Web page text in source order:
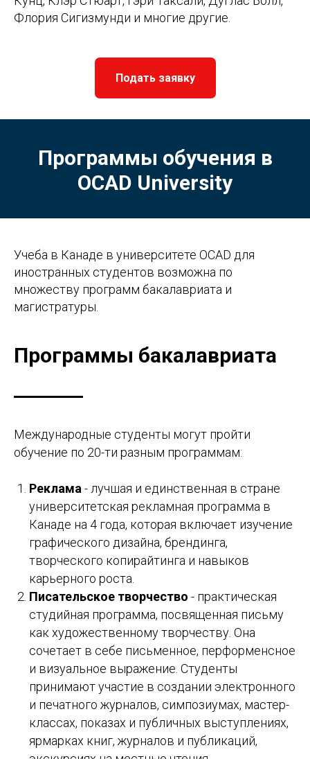
Флория Сигизмунди и многие другие.
Подать заявку
Программы обучения в
OCAD University
Учеба в Канаде в университете OCAD для
иностранных студентов возможна по
множеству программ бакалавриата и
магистратуры.
Программы бакалавриата
Международные студенты могут пройти
обучение по 20-ти разным программам:
Реклама- лучшая и единственная в стране
университетская рекламная программа в
Канаде на 4 года, которая включает изучение
графического дизайна, брендинга,
творческого копирайтинга и навыков
карьерного роста.
Писательское творчество - практическая
студийная программа, посвященная письму
как художественному творчеству. Она
сочетает в себе письменное, перформенсное
и визуальное выражение. Студенты
принимают участие в создании электронного
и печатного журналов, симпозиумах, мастер-
классах, показах и публичных выступлениях,
ярмарках книг, журналов и публикаций,